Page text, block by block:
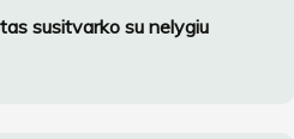
susitvarko su nelygiu